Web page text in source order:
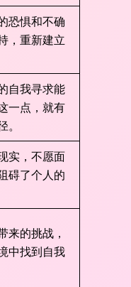
恐惧和不确
，重新建立
自我寻求能
一点，就有
实，不愿面
碍了个人的
来的挑战，
中找到自我